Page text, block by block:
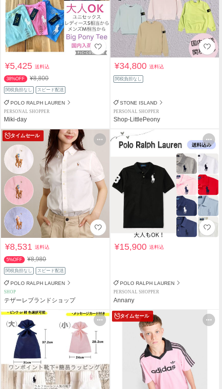
¥5,425送料込
38%OFF ¥8,800
関税負担なし スピード配送
POLO RALPH LAUREN
PERSONAL SHOPPER
Miki-day
¥34,800送料込
関税負担なし
STONE ISLAND
PERSONAL SHOPPER
Shop-LittlePeony
タイムセール
¥8,531送料込
5%OFF ¥8,980
関税負担なし スピード配送
POLO RALPH LAUREN
SHOP
テザーレブランドショップ
¥15,900送料込
POLO RALPH LAUREN
PERSONAL SHOPPER
Annany
タイムセール